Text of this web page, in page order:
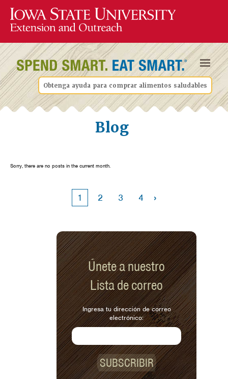
Obtenga ayuda para comprar alimentos saludables
Blog
Sorry, there are no posts in the current month.
1 2 3 4 ›
Únete a nuestro
Lista de correo
Ingresa tu dirección de correo
electrónico:
SUBSCRIBIR